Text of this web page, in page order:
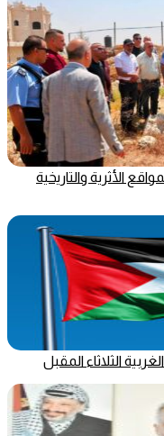
الأثرية والتاريخية
الثلاثاء المقبل